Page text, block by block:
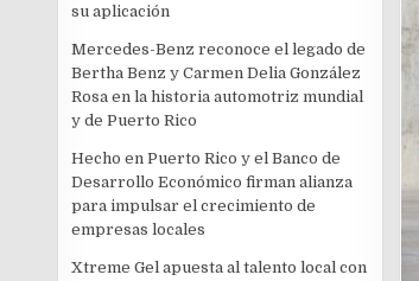
su aplicación
Mercedes-Benz reconoce el legado de
Bertha Benz y Carmen Delia González
Rosa en la historia automotriz mundial
y de Puerto Rico
Hecho en Puerto Rico y el Banco de
Desarrollo Económico firman alianza
para impulsar el crecimiento de
empresas locales
Xtreme Gel apuesta al talento local con